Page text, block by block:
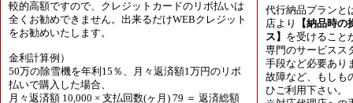
較的高額ですので、クレジットカードのリボ払いは
全くお勧めできません。出来るだけWEBクレジット
をお勧めいたします。
金利計算例）
50万の除雪機を年利15％、月々返済額1万円のリボ
払いで購入した場合、
月々返済額 10,000 × 支払回数(ヶ月) 79 ＝ 返済総額
代行納品プランと
店より
【納品時
ス】 を受けること
専門のサービスス
手段など必要あり
故障など、もしも
ひご利用下さい。